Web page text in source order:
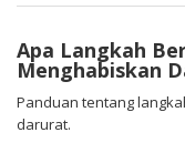
Apa Langkah
Menghabiskan
Panduan tentang
darurat.